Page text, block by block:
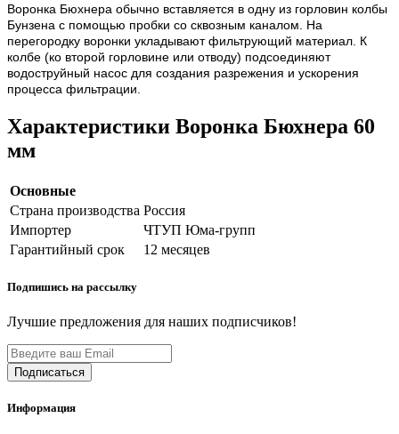
Воронка Бюхнера обычно вставляется в одну из горловин колбы
Бунзена с помощью пробки со сквозным каналом. На
перегородку воронки укладывают фильтрующий материал. К
колбе (ко второй горловине или отводу) подсоединяют
водоструйный насос для создания разрежения и ускорения
процесса фильтрации.
Характеристики Воронка Бюхнера 60
мм
Основные
Страна производства Россия
Импортер
ЧТУП Юма-групп
Гарантийный срок
12 месяцев
Подпишись на рассылку
Лучшие предложения для наших подписчиков!
Информация